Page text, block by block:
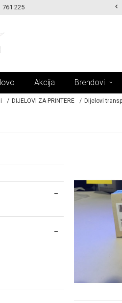
761 225ISPORUKE ZA 24H!
Akcija Brendovi
DIJELOVI ZA PRINTERE Dijelovi